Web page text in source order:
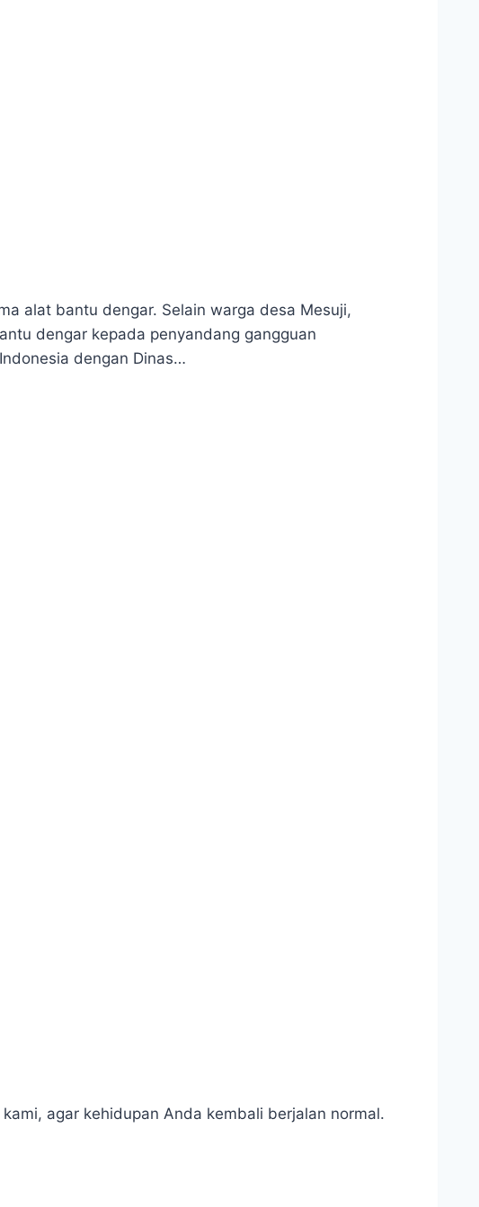
alat bantu dengar. Selain warga desa Mesuji,
dengar kepada penyandang gangguan
dengan Dinas…
agar kehidupan Anda kembali berjalan normal.